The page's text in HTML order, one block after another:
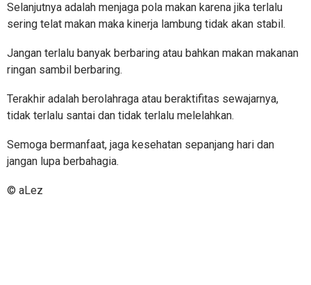
Selanjutnya adalah menjaga pola makan karena jika terlalu
sering telat makan maka kinerja lambung tidak akan stabil.
Jangan terlalu banyak berbaring atau bahkan makan makanan
ringan sambil berbaring.
Terakhir adalah berolahraga atau beraktifitas sewajarnya,
tidak terlalu santai dan tidak terlalu melelahkan.
Semoga bermanfaat, jaga kesehatan sepanjang hari dan
jangan lupa berbahagia.
© aLez